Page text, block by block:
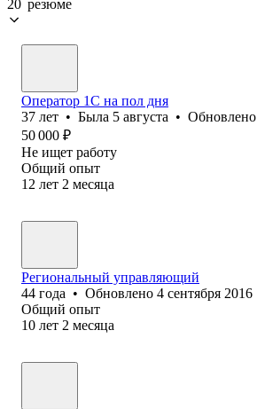
20 резюме
Оператор 1С на пол дня
37 лет • Была 5 августа • Обновлено
50 000 ₽
Не ищет работу
Общий опыт
12 лет 2 месяца
Региональный управляющий
44 года • Обновлено 4 сентября 2016
Общий опыт
10 лет 2 месяца